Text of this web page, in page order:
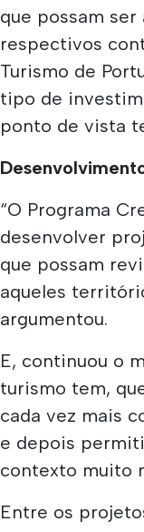
que possam ser
respectivos
Turismo de
tipo de
ponto de vista
“O Programa
desenvolver
que possam
aqueles
argumentou.
E, continuou o
turismo tem,
cada vez mais
e depois
contexto muito
Entre os